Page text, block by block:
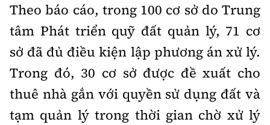
Theo báo cáo, trong 100 cơ sở do Trung
tâm Phát triển quỹ đất quản lý, 71 cơ
sở đã đủ điều kiện lập phương án xử lý.
Trong đó, 30 cơ sở được đề xuất cho
thuê nhà gắn với quyền sử dụng đất và
tạm quản lý trong thời gian chờ xử lý